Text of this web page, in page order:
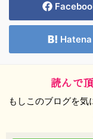
Hatena
読んで
もしこのブログを